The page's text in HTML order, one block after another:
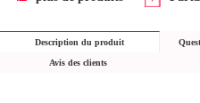
Description du produit
Avis des clients